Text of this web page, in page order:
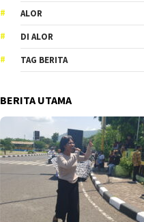
ALOR
DI ALOR
TAG BERITA
BERITA UTAMA